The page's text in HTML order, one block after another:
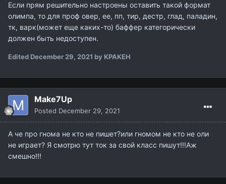
Если прям решительно настроены оставить такой формат
олимпа, то для проф овер, ее, пп, тир, дестр, глад, паладин,
тк, варк(может еще каких-то) баффер категорически
должен быть недоступен.
Edited December 29, 2021 by KPAKEH
Make7Up
Posted December 29, 2021
А че про гнома не кто не пишет?или гномом не кто не оли
не играет? Я смотрю тут ток за свой класс пишут!!!Аж
смешно!!!